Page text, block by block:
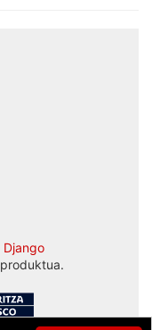
Django
produktua.